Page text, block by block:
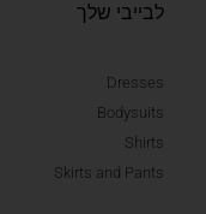
לבייבי שלך
Dresses
Bodysuits
Shirts
Skirts and Pants